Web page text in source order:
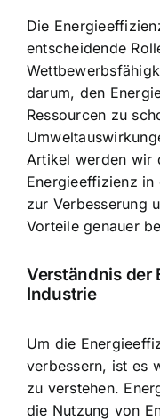
Die
entscheidende
darum, den
Ressourcen zu
Artikel werden wir
Energieeffizienz in
zur Verbesserung
Vorteile genauer
Verständnis der
Industrie
Um die
verbessern, ist es
zu verstehen.
die Nutzung von